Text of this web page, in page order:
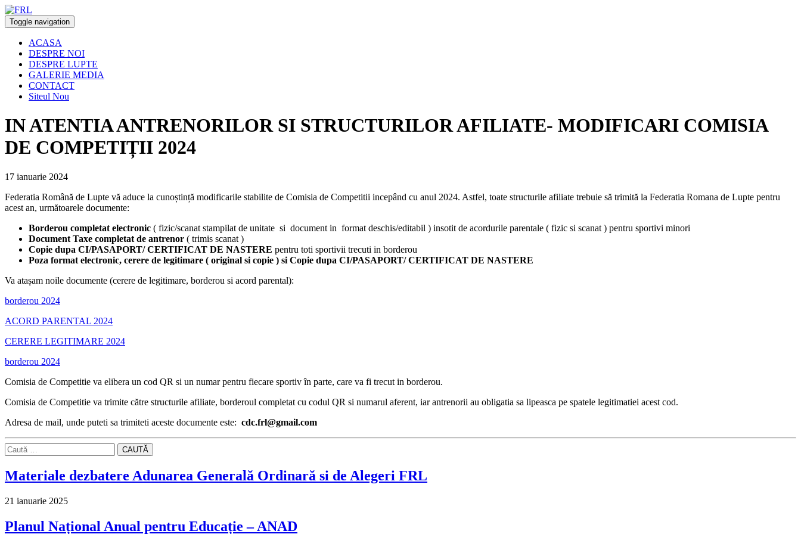
Toggle navigation
ACASA
DESPRE NOI
DESPRE LUPTE
GALERIE MEDIA
CONTACT
Siteul Nou
IN ATENTIA ANTRENORILOR SI STRUCTURILOR AFILIATE- MODIFICARI COMISIA
DE COMPETIȚII 2024
17 ianuarie 2024
Federatia Română de Lupte vă aduce la cunoștință modificarile stabilite de Comisia de Competitii incepând cu anul 2024. Astfel, toate structurile afiliate trebuie să trimită la Federatia Romana de Lupte pentru
acest an, următoarele documente:
Borderou completat electronic ( fizic/scanat stampilat de unitate si document in format deschis/editabil ) insotit de acordurile parentale ( fizic si scanat ) pentru sportivi minori
Document Taxe completat de antrenor ( trimis scanat )
Copie dupa CI/PASAPORT/ CERTIFICAT DE NASTERE pentru toti sportivii trecuti in borderou
Poza format electronic, cerere de legitimare ( original si copie ) si Copie dupa CI/PASAPORT/ CERTIFICAT DE NASTERE
Va atașam noile documente (cerere de legitimare, borderou si acord parental):
borderou 2024
ACORD PARENTAL 2024
CERERE LEGITIMARE 2024
borderou 2024
Comisia de Competitie va elibera un cod QR si un numar pentru fiecare sportiv în parte, care va fi trecut in borderou.
Comisia de Competitie va trimite către structurile afiliate, borderoul completat cu codul QR si numarul aferent, iar antrenorii au obligatia sa lipeasca pe spatele legitimatiei acest cod.
Adresa de mail, unde puteti sa trimiteti aceste documente este: cdc.frl@gmail.com
CAUTĂ
Materiale dezbatere Adunarea Generală Ordinară si de Alegeri FRL
21 ianuarie 2025
Planul Național Anual pentru Educație – ANAD